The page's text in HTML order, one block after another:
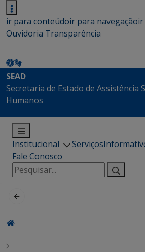
ir para conteúdoir para navegaçãoir
Ouvidoria Transparência
SEAD
Secretaria de Estado de Assistência
Humanos
Institucional Serviços
Fale Conosco
Pesquisar
por: